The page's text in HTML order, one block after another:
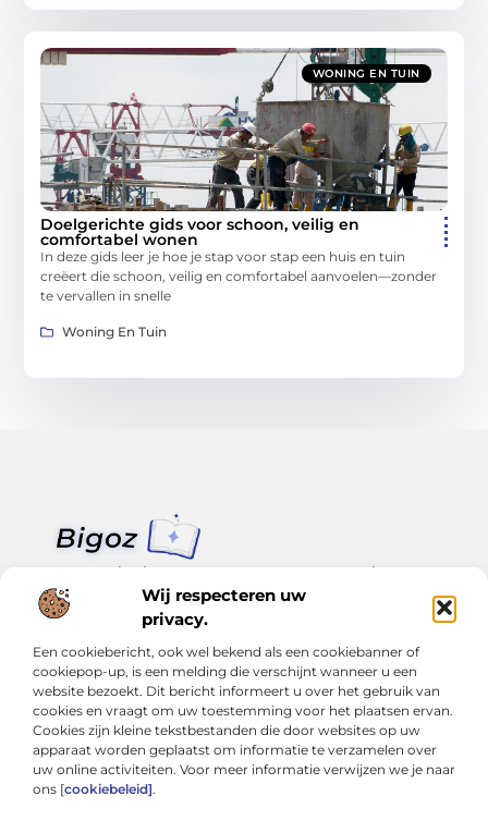
Wij respecteren uw
privacy.
Een cookiebericht, ook wel bekend als een cookiebanner of
cookiepop-up, is een melding die verschijnt wanneer u een
website bezoekt. Dit bericht informeert u over het gebruik van
cookies en vraagt om uw toestemming voor het plaatsen ervan.
Cookies zijn kleine tekstbestanden die door websites op uw
apparaat worden geplaatst om informatie te verzamelen over
uw online activiteiten. Voor meer informatie verwijzen we je naar
ons [cookiebeleid].
WONING EN TUIN
Doelgerichte gids voor schoon, veilig en
comfortabel wonen
In deze gids leer je hoe je stap voor stap een huis en tuin
creëert die schoon, veilig en comfortabel aanvoelen—zonder
te vervallen in snelle
Woning En Tuin
Van klein nieuws tot grote trends – alles op Bigoz.nl.
Lees inspirerende blogs en artikelen over het dagelijks leven,
actualiteit en meer.
Bericht categorie
Onze informatie